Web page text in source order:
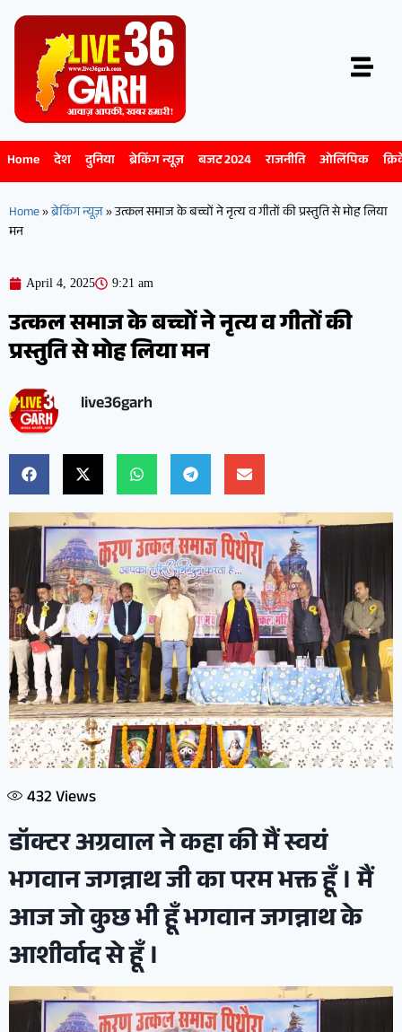
Home देश दुनिया ब्रेकिंग न्यूज़ बजट 2024 राजनीति ओलिंपिक
Home»ब्रेकिंग न्यूज़»उत्कल समाज के बच्चों ने नृत्य व गीतों की प्रस्तुति से मोह लिया
मन
April 4, 2025 9:21 am
उत्कल समाज के बच्चों ने नृत्य व गीतों की
प्रस्तुति से मोह लिया मन
live36garh
432Views
डॉक्टर अग्रवाल ने कहा की मैं स्वयं
भगवान जगन्नाथ जी का परम भक्त हूँ । मैं
आज जो कुछ भी हूँ भगवान जगन्नाथ के
आशीर्वाद से हूँ ।